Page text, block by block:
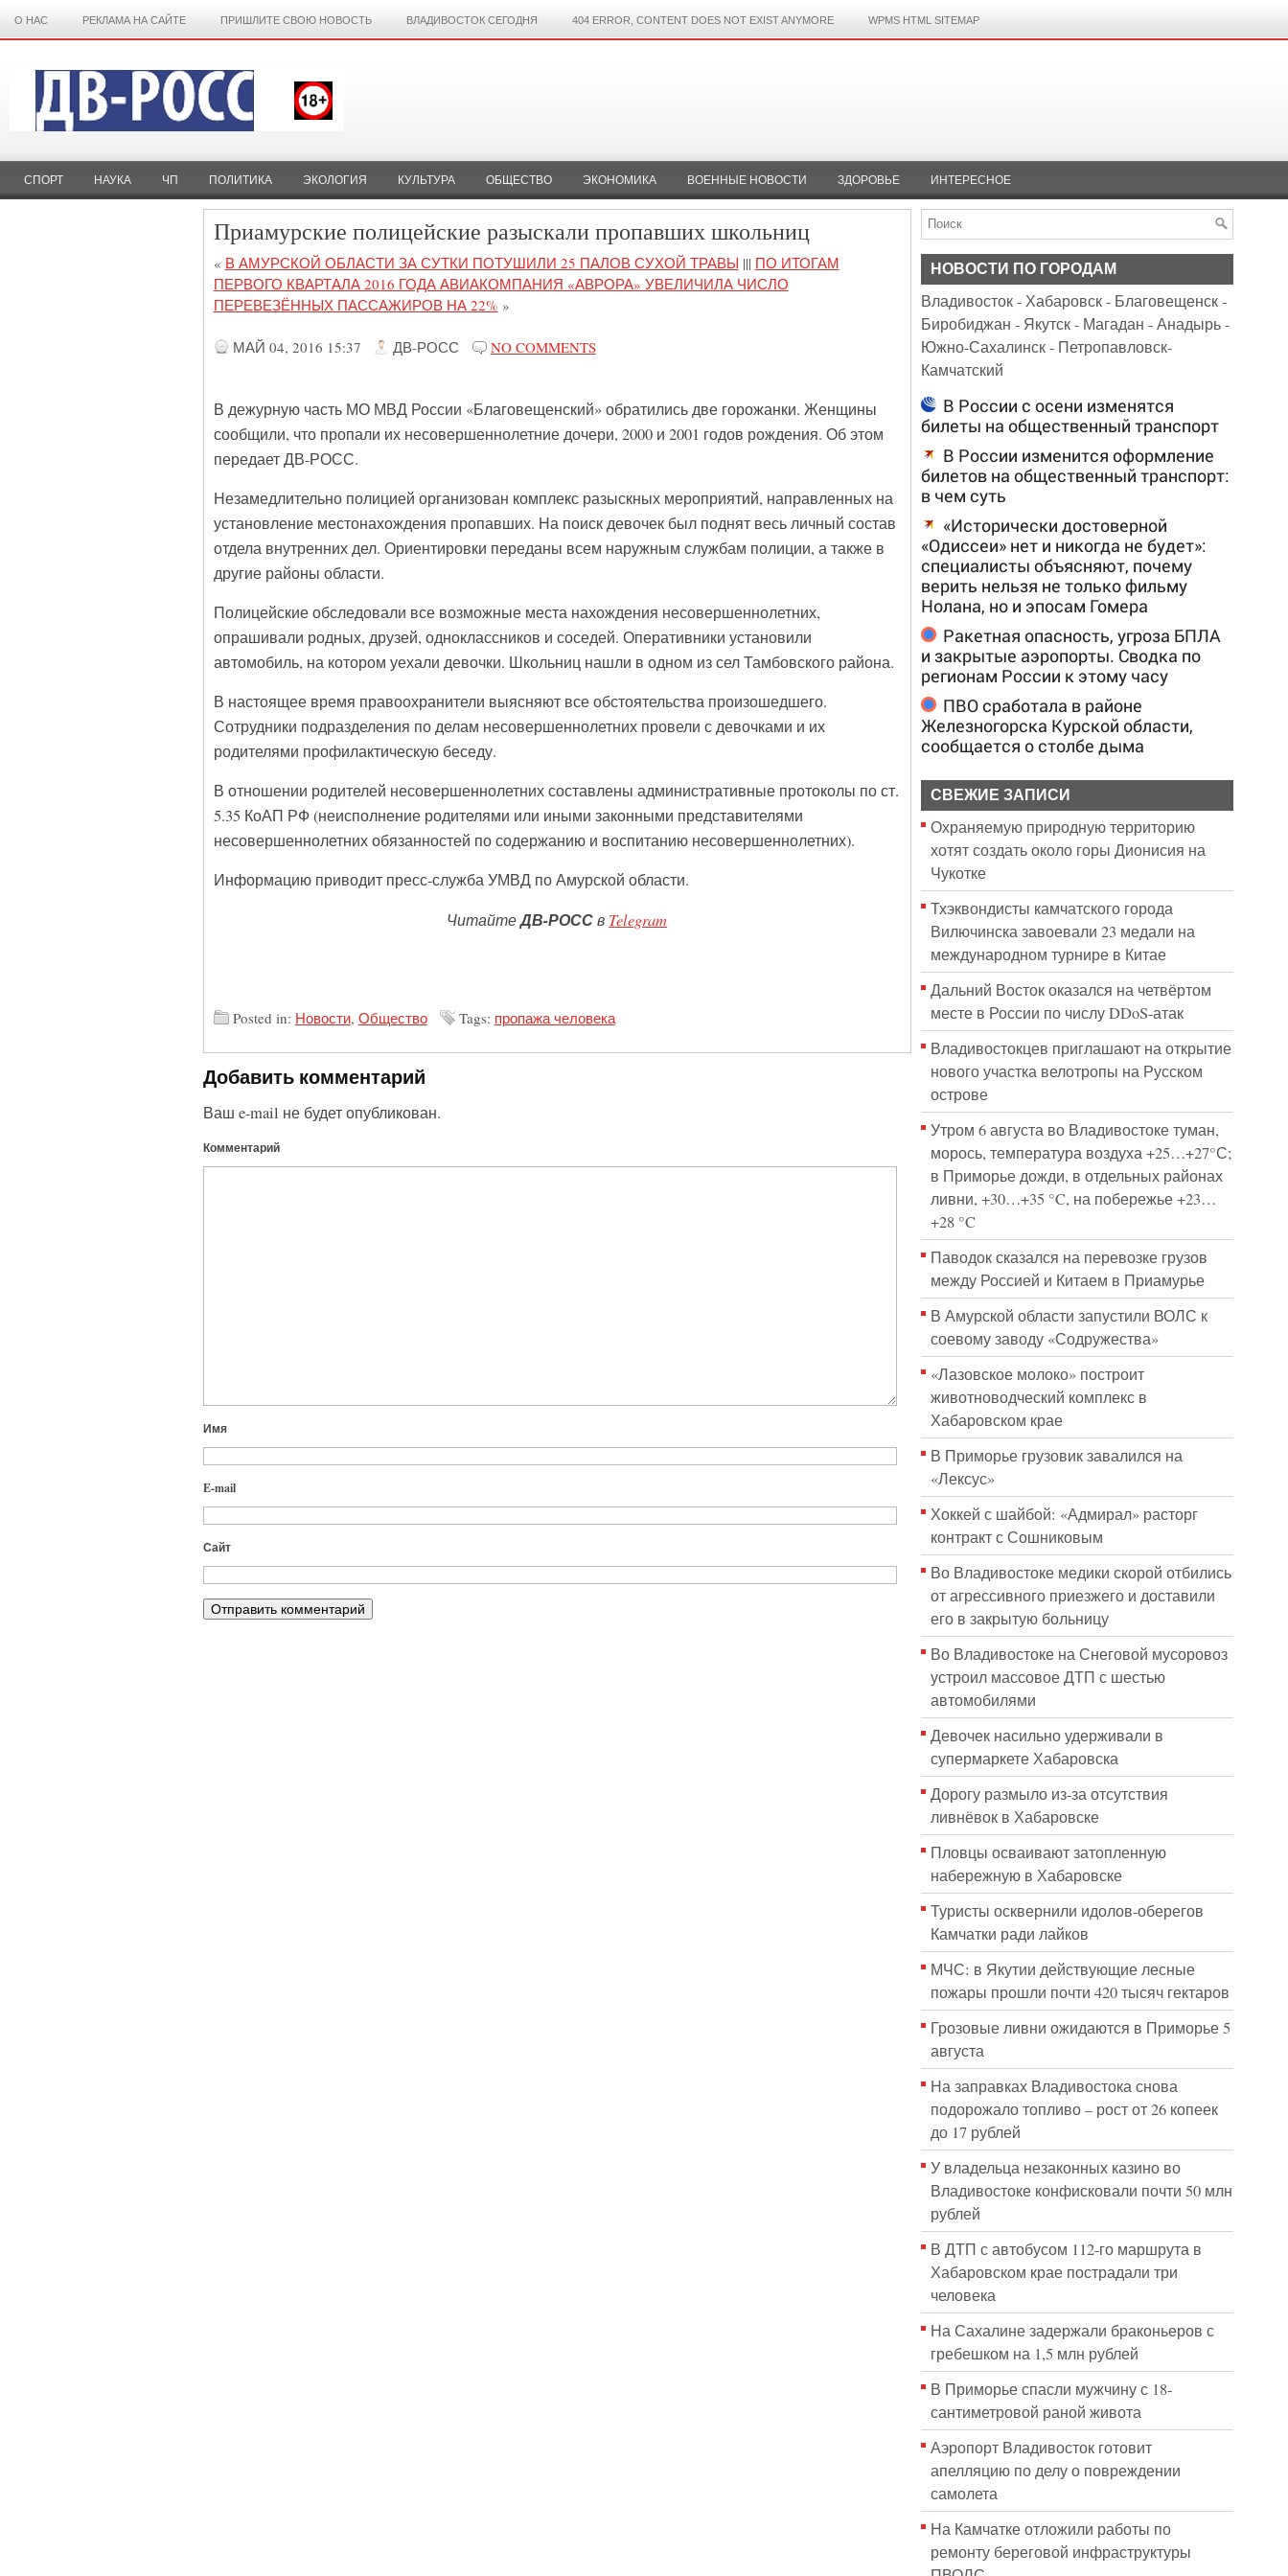
О НАС РЕКЛАМА НА САЙТЕ ПРИШЛИТЕ СВОЮ НОВОСТЬ ВЛАДИВОСТОК СЕГОДНЯ 404 ERROR, CONTENT DOES NOT EXIST ANYMORE WPMS HTML SITEMAP
СПОРТ НАУКА ЧП ПОЛИТИКА ЭКОЛОГИЯ КУЛЬТУРА ОБЩЕСТВО ЭКОНОМИКА ВОЕННЫЕ НОВОСТИ ЗДОРОВЬЕ ИНТЕРЕСНОЕ
Приамурские полицейские разыскали пропавших школьниц
« В АМУРСКОЙ ОБЛАСТИ ЗА СУТКИ ПОТУШИЛИ 25 ПАЛОВ СУХОЙ ТРАВЫ ||| ПО ИТОГАМ
ПЕРВОГО КВАРТАЛА 2016 ГОДА АВИАКОМПАНИЯ «АВРОРА» УВЕЛИЧИЛА ЧИСЛО
ПЕРЕВЕЗЁННЫХ ПАССАЖИРОВ НА 22% »
МАЙ 04, 2016 15:37 ДВ-РОСС NO COMMENTS
В дежурную часть МО МВД России «Благовещенский» обратились две горожанки. Женщины
сообщили, что пропали их несовершеннолетние дочери, 2000 и 2001 годов рождения. Об этом
передает ДВ-РОСС.
Незамедлительно полицией организован комплекс разыскных мероприятий, направленных на
установление местонахождения пропавших. На поиск девочек был поднят весь личный состав
отдела внутренних дел. Ориентировки переданы всем наружным службам полиции, а также в
другие районы области.
Полицейские обследовали все возможные места нахождения несовершеннолетних,
опрашивали родных, друзей, одноклассников и соседей. Оперативники установили
автомобиль, на котором уехали девочки. Школьниц нашли в одном из сел Тамбовского района.
В настоящее время правоохранители выясняют все обстоятельства произошедшего.
Сотрудники подразделения по делам несовершеннолетних провели с девочками и их
родителями профилактическую беседу.
В отношении родителей несовершеннолетних составлены административные протоколы по ст.
5.35 КоАП РФ (неисполнение родителями или иными законными представителями
несовершеннолетних обязанностей по содержанию и воспитанию несовершеннолетних).
Информацию приводит пресс-служба УМВД по Амурской области.
ЧитайтеДВ-РОССв Telegram
Posted in: Новости, Общество Tags: пропажа человека
Добавить комментарий
Ваш e-mail не будет опубликован.
Комментарий
Имя
E-mail
Сайт
НОВОСТИ ПО ГОРОДАМ
Владивосток-Хабаровск- Благовещенск-
Биробиджан - Якутск- Магадан -Анадырь-
Южно-Сахалинск- Петропавловск-
Камчатский
В России с осени изменятся
билеты на общественный транспорт
В России изменится оформление
билетов на общественный транспорт:
в чем суть
«Исторически достоверной
«Одиссеи» нет и никогда не будет»:
специалисты объясняют, почему
верить нельзя не только фильму
Нолана, но и эпосам Гомера
Ракетная опасность, угроза БПЛА
и закрытые аэропорты. Сводка по
регионам России к этому часу
ПВО сработала в районе
Железногорска Курской области,
сообщается о столбе дыма
СВЕЖИЕ ЗАПИСИ
Охраняемую природную территорию
хотят создать около горы Дионисия на
Чукотке
Тхэквондисты камчатского города
Вилючинска завоевали 23 медали на
международном турнире в Китае
Дальний Восток оказался на четвёртом
месте в России по числу DDoS-атак
Владивостокцев приглашают на открытие
нового участка велотропы на Русском
острове
Утром 6 августа во Владивостоке туман,
морось, температура воздуха +25…+27°С;
в Приморье дожди, в отдельных районах
ливни, +30…+35 °C, на побережье +23…
+28 °C
Паводок сказался на перевозке грузов
между Россией и Китаем в Приамурье
В Амурской области запустили ВОЛС к
соевому заводу «Содружества»
«Лазовское молоко» построит
животноводческий комплекс в
Хабаровском крае
В Приморье грузовик завалился на
«Лексус»
Хоккей с шайбой: «Адмирал» расторг
контракт с Сошниковым
Во Владивостоке медики скорой отбились
от агрессивного приезжего и доставили
его в закрытую больницу
Во Владивостоке на Снеговой мусоровоз
устроил массовое ДТП с шестью
автомобилями
Девочек насильно удерживали в
супермаркете Хабаровска
Дорогу размыло из-за отсутствия
ливнёвок в Хабаровске
Пловцы осваивают затопленную
набережную в Хабаровске
Туристы осквернили идолов-оберегов
Камчатки ради лайков
МЧС: в Якутии действующие лесные
пожары прошли почти 420 тысяч гектаров
Грозовые ливни ожидаются в Приморье 5
августа
На заправках Владивостока снова
подорожало топливо – рост от 26 копеек
до 17 рублей
У владельца незаконных казино во
Владивостоке конфисковали почти 50 млн
рублей
В ДТП с автобусом 112-го маршрута в
Хабаровском крае пострадали три
человека
На Сахалине задержали браконьеров с
гребешком на 1,5 млн рублей
В Приморье спасли мужчину с 18-
сантиметровой раной живота
Аэропорт Владивосток готовит
апелляцию по делу о повреждении
самолета
На Камчатке отложили работы по
ремонту береговой инфраструктуры